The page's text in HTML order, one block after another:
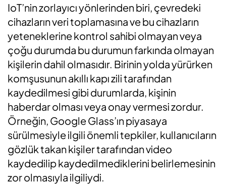
IoT’nin zorlayıcı yönlerinden biri, çevredeki
cihazların veri toplamasına ve bu cihazların
yeteneklerine kontrol sahibi olmayan veya
çoğu durumda bu durumun farkında olmayan
kişilerin dahil olmasıdır. Birinin yolda yürürken
komşusunun akıllı kapı zili tarafından
kaydedilmesi gibi durumlarda, kişinin
haberdar olması veya onay vermesi zordur.
Örneğin, Google Glass’ın piyasaya
sürülmesiyle ilgili önemli tepkiler, kullanıcıların
gözlük takan kişiler tarafından video
kaydedilip kaydedilmediklerini belirlemesinin
zor olmasıyla ilgiliydi.